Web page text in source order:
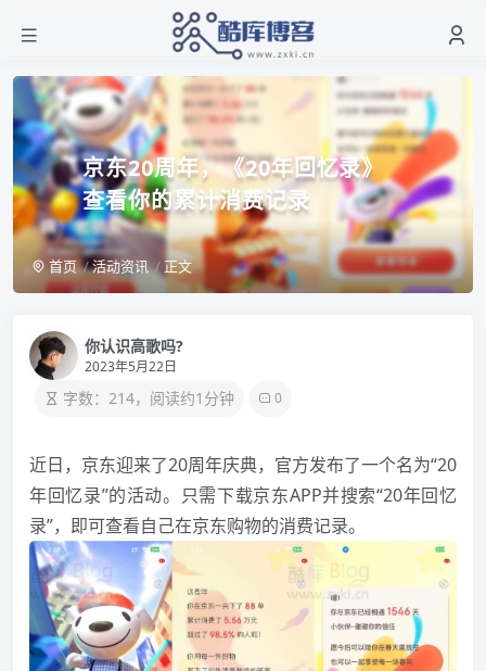
京东20周年，《20年回忆录》
查看你的累计消费记录
首页 活动资讯 正文
你认识高歌吗?
2023年5月22日
字数：214，阅读约1分钟 0
近日，京东迎来了20周年庆典，官方发布了一个名为“20
年回忆录”的活动。只需下载京东APP并搜索“20年回忆
录”，即可查看自己在京东购物的消费记录。